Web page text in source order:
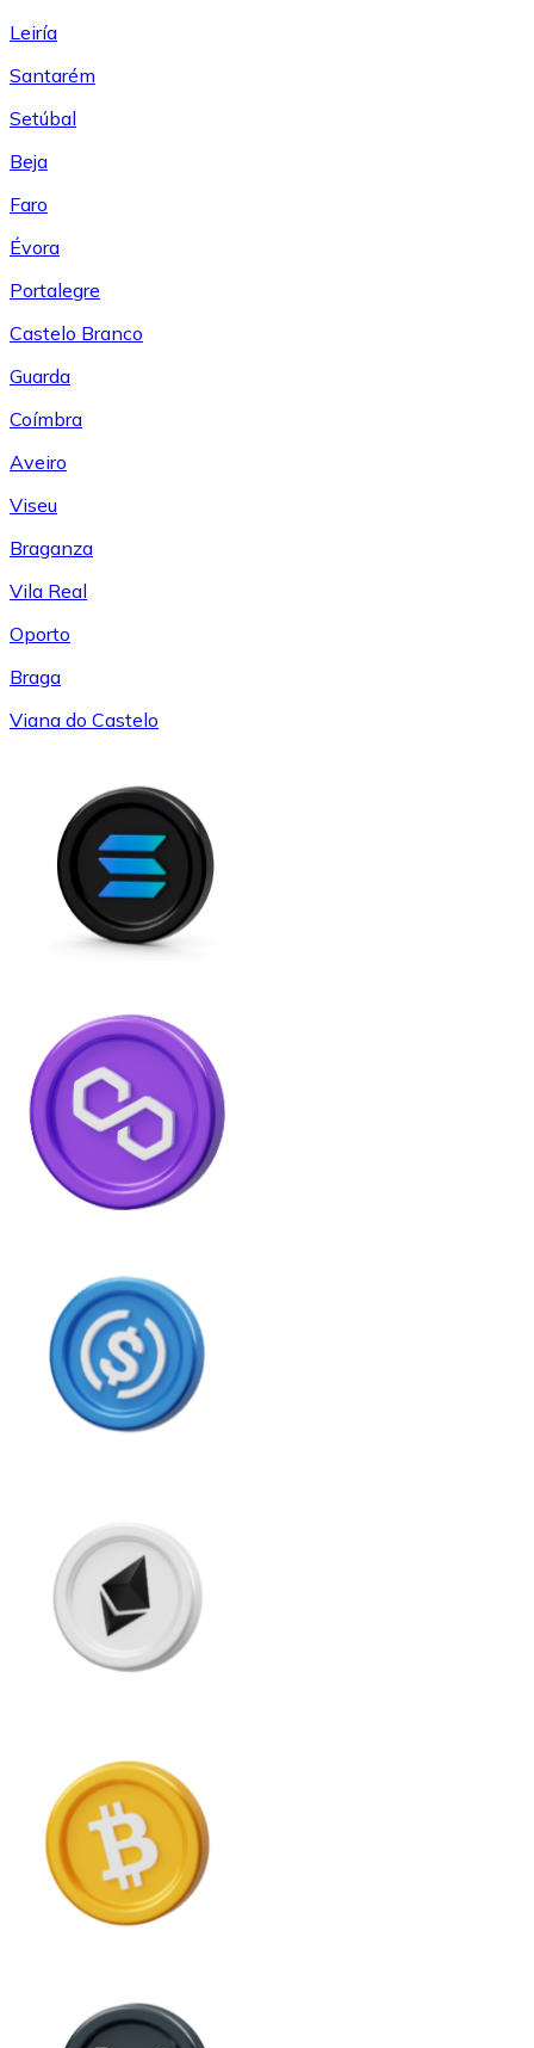
Leiría
Santarém
Setúbal
Beja
Faro
Évora
Portalegre
Castelo Branco
Guarda
Coímbra
Aveiro
Viseu
Braganza
Vila Real
Oporto
Braga
Viana do Castelo